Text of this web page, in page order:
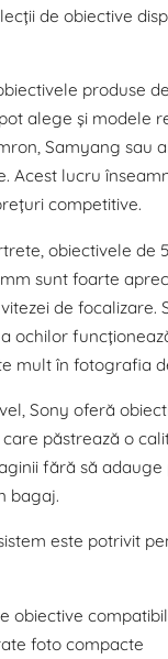
de obiective
produse
alege și modele
Samyang sau
Acest lucru
competitive.
obiectivele de
mm sunt foarte
de focalizare.
ochilor
mult în fotografia
Sony oferă
păstrează o
fără să
bagaj.
este potrivit
obiective
foto compacte